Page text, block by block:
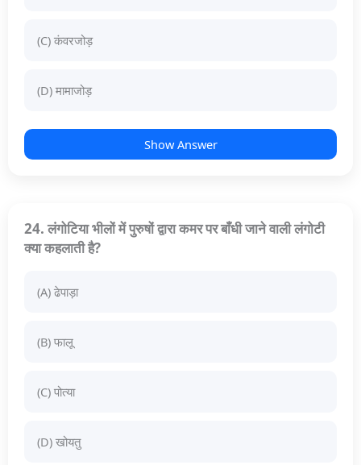
(C) कंवरजोड़
(D) मामाजोड़
Show Answer
24. लंगोटिया भीलों में पुरुषों द्वारा कमर पर बाँधी जाने वाली लंगोटी
क्या कहलाती है?
(A) ढेपाड़ा
(B) फालू
(C) पोत्या
(D) खोयतु